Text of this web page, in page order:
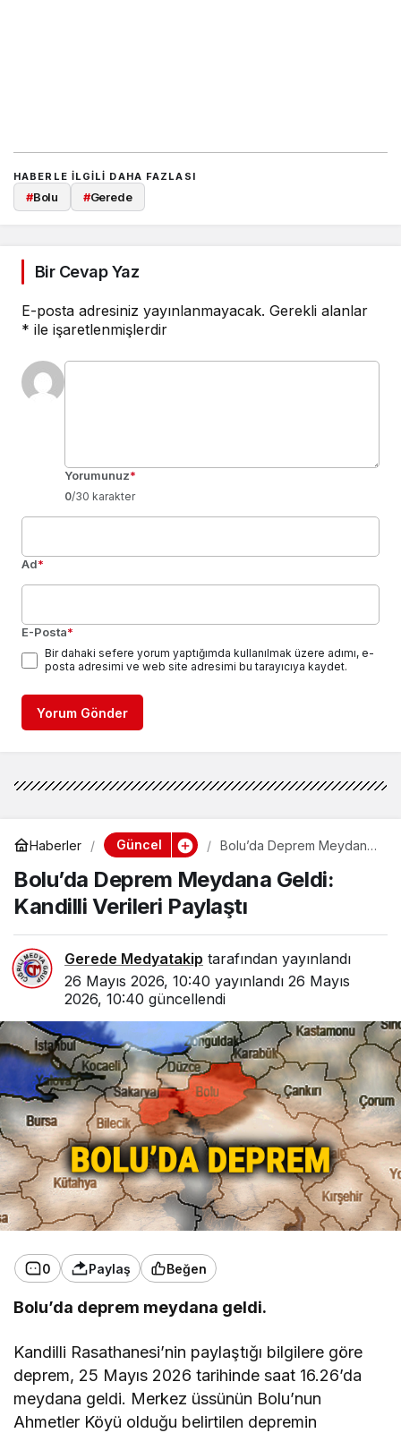
HABERLE ILGILI DAHA FAZLASI
#Bolu #Gerede
Bir Cevap Yaz
E-posta adresiniz yayınlanmayacak. Gerekli alanlar
* ile işaretlenmişlerdir
Yorumunuz*
0/30 karakter
Ad*
E-Posta*
Bir dahaki sefere yorum yaptığımda kullanılmak üzere adımı, e-
posta adresimi ve web site adresimi bu tarayıcıya kaydet.
Yorum Gönder
Haberler Güncel
Bolu’da Deprem Meydana
Paylaştı
Bolu’da Deprem Meydana Geldi:
Kandilli Verileri Paylaştı
Gerede Medyatakip tarafından yayınlandı
26 Mayıs 2026, 10:40 yayınlandı 26 Mayıs
2026, 10:40 güncellendi
0 Paylaş Beğen
Bolu’da deprem meydana geldi.
Kandilli Rasathanesi’nin paylaştığı bilgilere göre
deprem, 25 Mayıs 2026 tarihinde saat 16.26’da
meydana geldi. Merkez üssünün Bolu’nun
Ahmetler Köyü olduğu belirtilen depremin